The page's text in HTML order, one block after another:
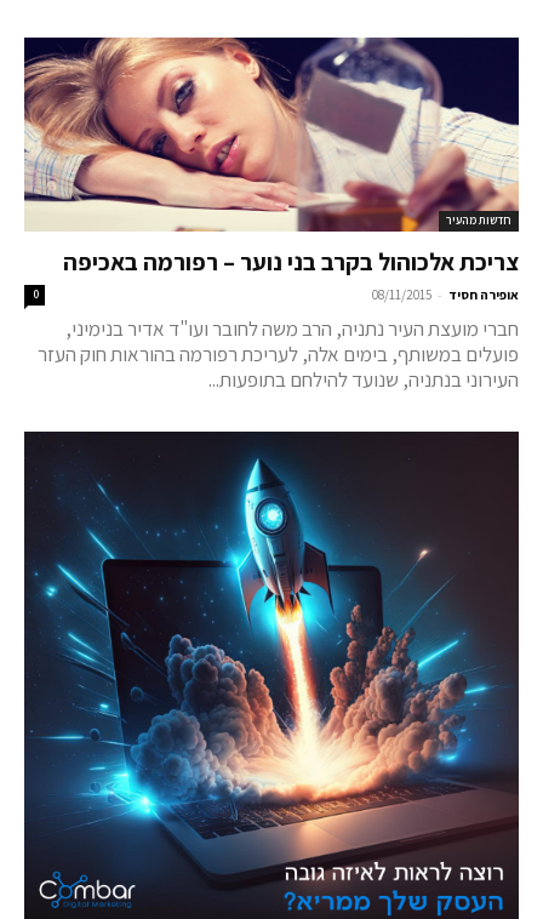
חדשות מהעיר
צריכת אלכוהול בקרב בני נוער – רפורמה באכיפה
אופירה חסיד -
08/11/2015
0
חברי מועצת העיר נתניה, הרב משה לחובר ועו"ד אדיר בנימיני,
פועלים במשותף, בימים אלה, לעריכת רפורמה בהוראות חוק העזר
העירוני בנתניה, שנועד להילחם בתופעות...